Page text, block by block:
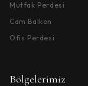
Mutfak Perdesi
Cam Balkon
Ofis Perdesi
Bölgelerimiz